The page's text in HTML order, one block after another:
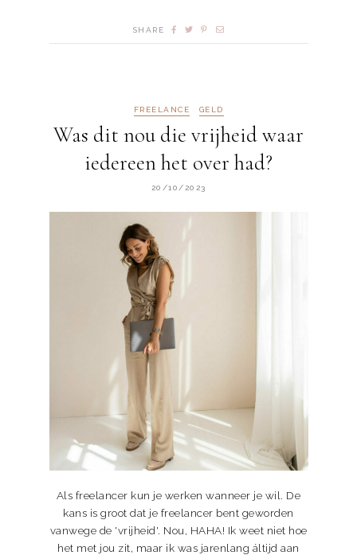
SHARE
FREELANCE GELD
Was dit nou die vrijheid waar
iedereen het over had?
20/10/2023
Als freelancer kun je werken wanneer je wil. De
kans is groot dat je freelancer bent geworden
vanwege de 'vrijheid'. Nou, HAHA! Ik weet niet hoe
het met jou zit, maar ik was jarenlang áltijd aan